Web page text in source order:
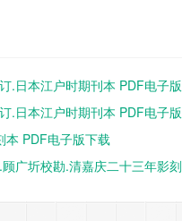
.日本江户时期刊本 PDF电子版
.日本江户时期刊本 PDF电子版
本 PDF电子版下载
广圻校勘.清嘉庆二十三年影刻